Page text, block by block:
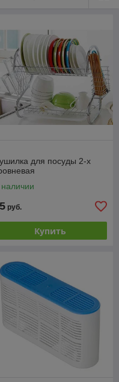
для посуды 2-х
руб.
Купить